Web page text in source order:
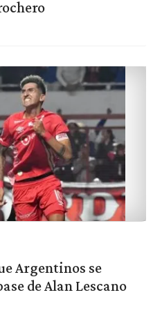
Argentinos se
de Alan Lescano